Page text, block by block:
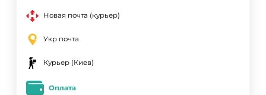
Новая почта (курьер)
Укр почта
Курьер (Киев)
Оплата